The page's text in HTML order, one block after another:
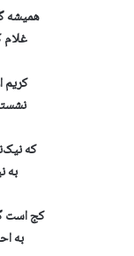
همیشه
که
به
کج است
به